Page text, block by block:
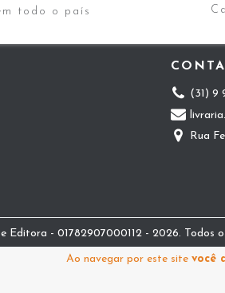
Ao navegar por este site você
todo o país
(31) 9
Rua
Editora - 01782907000112 - 2026. Todos